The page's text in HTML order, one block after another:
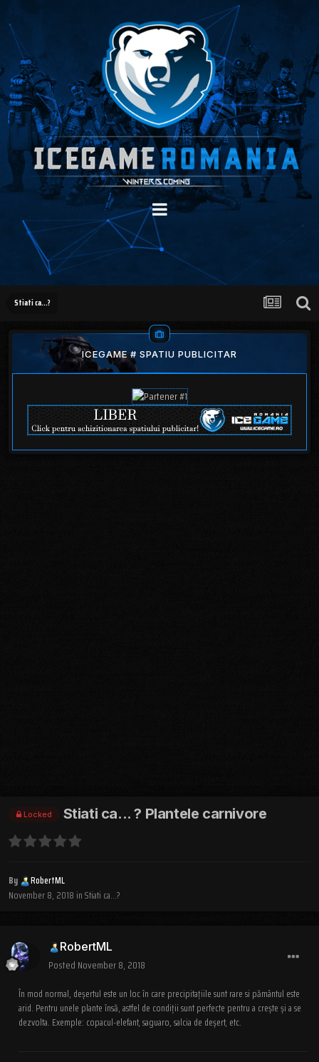
Stiati ca...?
ICEGAME # SPATIU PUBLICITAR
Locked Stiati ca... ? Plantele carnivore
By
RobertML
November 8, 2018 inStiati ca...?
RobertML
Posted November 8, 2018
În mod normal, deșertul este un loc în care precipitațiile sunt rare si pământul este
arid. Pentru unele plante însă, astfel de condiții sunt perfecte pentru a crește și a se
dezvolta. Exemple: copacul-elefant, saguaro, salcia de deșert, etc.